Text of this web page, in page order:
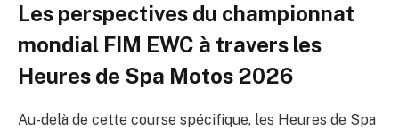
Les perspectives du championnat
mondial FIM EWC à travers les
Heures de Spa Motos 2026
Au-delà de cette course spécifique, les Heures de Spa